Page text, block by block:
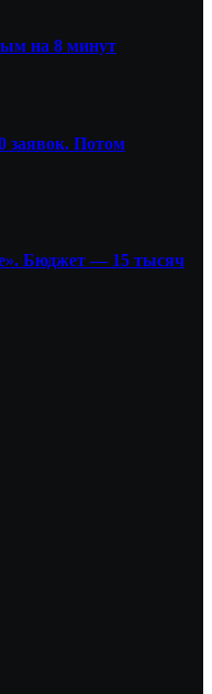
на 8 минут
заявок. Потом
Бюджет — 15 тысяч